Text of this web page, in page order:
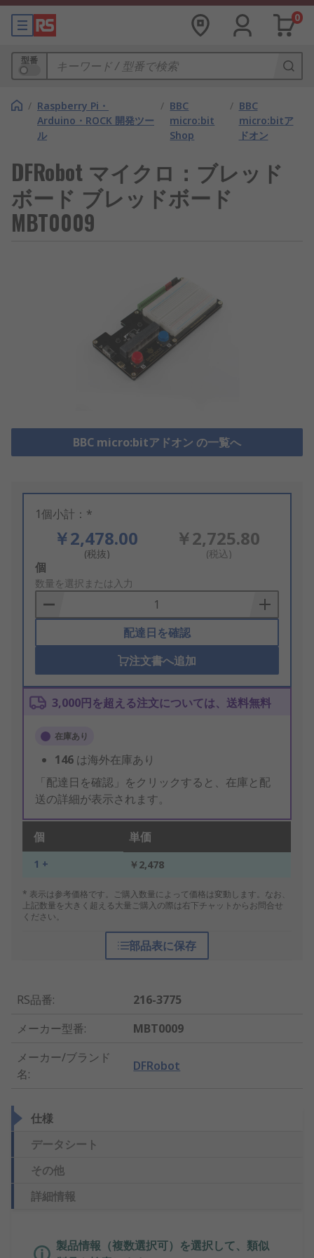
0
型番
/ Raspberry Pi・
Arduino・ROCK 開発ツー
ル
/ BBC
micro:bit
Shop
/ BBC
micro:bitア
ドオン
DFRobot マイクロ：ブレッド
ボード ブレッドボード
MBT0009
BBC micro:bitアドオン の一覧へ
1個小計：*
￥2,478.00
(税抜)
￥2,725.80
(税込)
Add
to
Basket
個
数量を選択または入力
配達日を確認
注文書へ追加
3,000円を超える注文については、送料無料
在庫あり
146 は海外在庫あり
「配達日を確認」をクリックすると、在庫と配
送の詳細が表示されます。
個 単価
1 + ￥2,478
* 表示は参考価格です。ご購入数量によって価格は変動します。なお、
上記数量を大きく超える大量ご購入の際は右下チャットからお問合せ
ください。
部品表に保存
RS品番:
216-3775
メーカー型番:
MBT0009
メーカー/ブランド
名:
DFRobot
仕様
データシート
その他
詳細情報
製品情報（複数選択可）を選択して、類似